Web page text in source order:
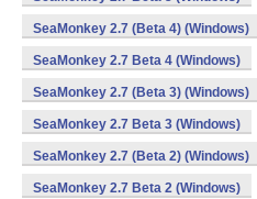
SeaMonkey 2.7 (Beta 4) (Windows)
SeaMonkey 2.7 Beta 4 (Windows)
SeaMonkey 2.7 (Beta 3) (Windows)
SeaMonkey 2.7 Beta 3 (Windows)
SeaMonkey 2.7 (Beta 2) (Windows)
SeaMonkey 2.7 Beta 2 (Windows)